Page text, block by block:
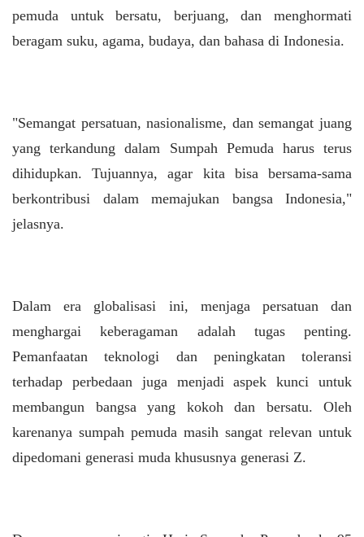
pemuda untuk bersatu, berjuang, dan menghormati
beragam suku, agama, budaya, dan bahasa di Indonesia.
"Semangat persatuan, nasionalisme, dan semangat juang
yang terkandung dalam Sumpah Pemuda harus terus
dihidupkan. Tujuannya, agar kita bisa bersama-sama
berkontribusi dalam memajukan bangsa Indonesia,"
jelasnya.
Dalam era globalisasi ini, menjaga persatuan dan
menghargai keberagaman adalah tugas penting.
Pemanfaatan teknologi dan peningkatan toleransi
terhadap perbedaan juga menjadi aspek kunci untuk
membangun bangsa yang kokoh dan bersatu. Oleh
karenanya sumpah pemuda masih sangat relevan untuk
dipedomani generasi muda khususnya generasi Z.